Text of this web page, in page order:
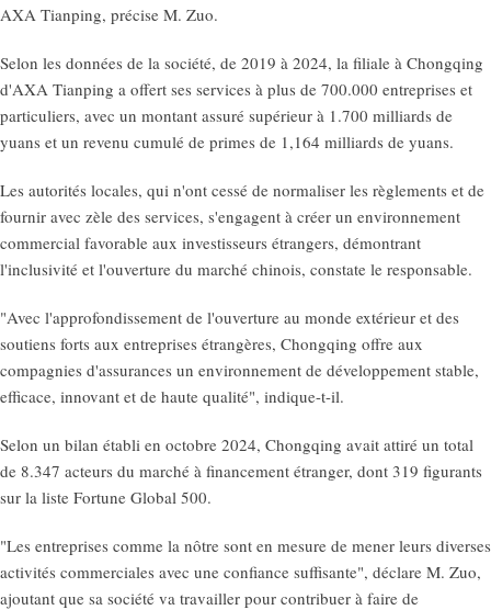
AXA Tianping, précise M. Zuo.
Selon les données de la société, de 2019 à 2024, la filiale à Chongqing
d'AXA Tianping a offert ses services à plus de 700.000 entreprises et
particuliers, avec un montant assuré supérieur à 1.700 milliards de
yuans et un revenu cumulé de primes de 1,164 milliards de yuans.
Les autorités locales, qui n'ont cessé de normaliser les règlements et de
fournir avec zèle des services, s'engagent à créer un environnement
commercial favorable aux investisseurs étrangers, démontrant
l'inclusivité et l'ouverture du marché chinois, constate le responsable.
"Avec l'approfondissement de l'ouverture au monde extérieur et des
soutiens forts aux entreprises étrangères, Chongqing offre aux
compagnies d'assurances un environnement de développement stable,
efficace, innovant et de haute qualité", indique-t-il.
Selon un bilan établi en octobre 2024, Chongqing avait attiré un total
de 8.347 acteurs du marché à financement étranger, dont 319 figurants
sur la liste Fortune Global 500.
"Les entreprises comme la nôtre sont en mesure de mener leurs diverses
activités commerciales avec une confiance suffisante", déclare M. Zuo,
ajoutant que sa société va travailler pour contribuer à faire de